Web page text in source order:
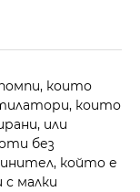
които
които
или
без
който е
с малки